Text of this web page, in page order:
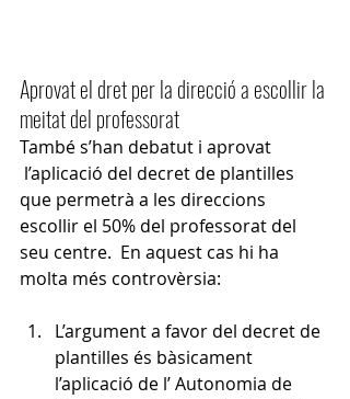
Aprovat el dret per la direcció a escollir la
meitat del professorat
També s’han debatut i aprovat
l’aplicació del decret de plantilles
que permetrà a les direccions
escollir el 50% del professorat del
seu centre.  En aquest cas hi ha
molta més controvèrsia:
L’argument a favor del decret de
plantilles és bàsicament
l’aplicació de l’ Autonomia de